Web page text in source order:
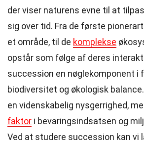
der viser naturens evne til at
sig over tid. Fra de første
et område, til de komplekse
opstår som følge af deres
succession en nøglekomponent i
biodiversitet og økologisk
en videnskabelig nysgerrighed,
faktor i bevaringsindsatsen og
Ved at studere succession kan vi